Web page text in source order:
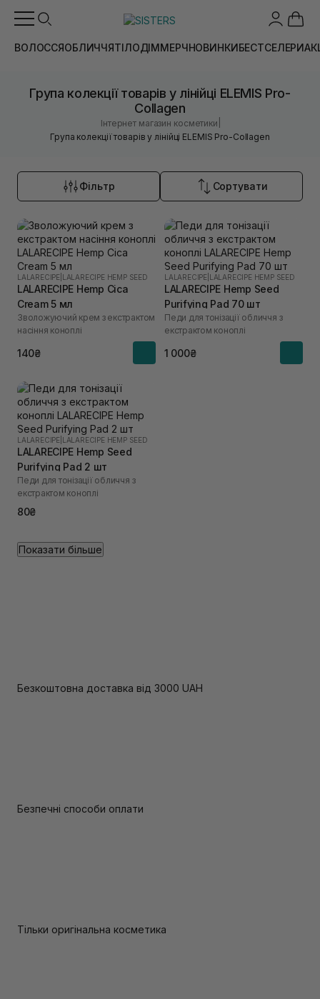
ВОЛОССЯОБЛИЧЧЯТІЛОДІММЕРЧНОВИНКИБЕСТСЕЛЕРИ
Група колекції товарів у лінійці ELEMIS Pro-
Collagen
Інтернет магазин косметики
Група колекції товарів у лінійці ELEMIS Pro-Collagen
Фільтр Сортувати
LALARECIPE LALARECIPE HEMP SEED
LALARECIPE Hemp Cica
Cream 5 мл
Зволожуючий крем з екстрактом
насіння коноплі
140₴
LALARECIPE LALARECIPE HEMP SEED
LALARECIPE Hemp Seed
Purifying Pad 70 шт
Педи для тонізації обличчя з
екстрактом коноплі
1 000₴
LALARECIPE LALARECIPE HEMP SEED
LALARECIPE Hemp Seed
Purifying Pad 2 шт
Педи для тонізації обличчя з
екстрактом коноплі
80₴
Показати більше
Безкоштовна доставка від 3000 UAH
Безпечні способи оплати
Тільки оригінальна косметика